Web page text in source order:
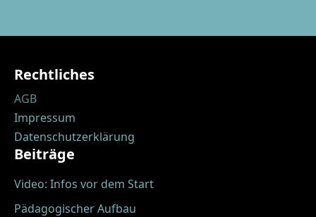
Rechtliches
AGB
Impressum
Datenschutzerklärung
Beiträge
Video: Infos vor dem Start
Pädagogischer Aufbau